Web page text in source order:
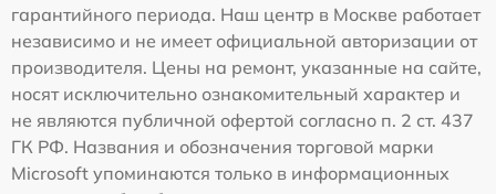
гарантийного периода. Наш центр в Москве работает
независимо и не имеет официальной авторизации от
производителя. Цены на ремонт, указанные на сайте,
носят исключительно ознакомительный характер и
не являются публичной офертой согласно п. 2 ст. 437
ГК РФ. Названия и обозначения торговой марки
Microsoft упоминаются только в информационных